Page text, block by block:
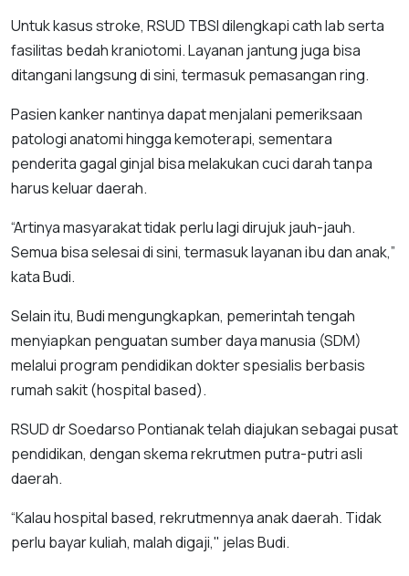
Untuk kasus stroke, RSUD TBSI dilengkapi cath lab serta
fasilitas bedah kraniotomi. Layanan jantung juga bisa
ditangani langsung di sini, termasuk pemasangan ring.
Pasien kanker nantinya dapat menjalani pemeriksaan
patologi anatomi hingga kemoterapi, sementara
penderita gagal ginjal bisa melakukan cuci darah tanpa
harus keluar daerah.
“Artinya masyarakat tidak perlu lagi dirujuk jauh-jauh.
Semua bisa selesai di sini, termasuk layanan ibu dan anak,”
kata Budi.
Selain itu, Budi mengungkapkan, pemerintah tengah
menyiapkan penguatan sumber daya manusia (SDM)
melalui program pendidikan dokter spesialis berbasis
rumah sakit (hospital based).
RSUD dr Soedarso Pontianak telah diajukan sebagai pusat
pendidikan, dengan skema rekrutmen putra-putri asli
daerah.
“Kalau hospital based, rekrutmennya anak daerah. Tidak
perlu bayar kuliah, malah digaji," jelas Budi.